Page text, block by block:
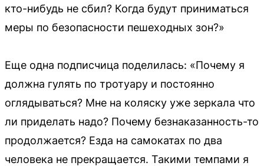
кто-нибудь не сбил? Когда будут приниматься
меры по безопасности пешеходных зон?»
Еще одна подписчица поделилась: «Почему я
должна гулять по тротуару и постоянно
оглядываться? Мне на коляску уже зеркала что
ли приделать надо? Почему безнаказанность-то
продолжается? Езда на самокатах по два
человека не прекращается. Такими темпами я